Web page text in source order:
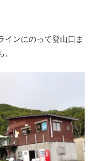
インにのって登山口ま